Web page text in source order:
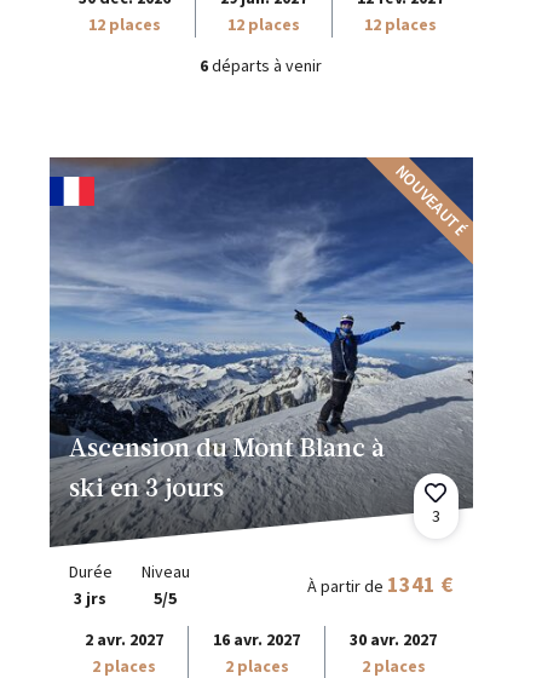
12 places
12 places
12 places
6départs à venir
NOUVEAUTÉ
Ascension du Mont Blanc à
ski en 3 jours
3
Durée
3 jrs
Niveau
5/5
À partir de 1341 €
2 avr. 2027
2 places
16 avr. 2027
2 places
30 avr. 2027
2 places